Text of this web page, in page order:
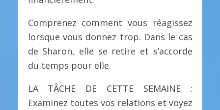
Comprenez comment vous réagissez
lorsque vous donnez trop. Dans le cas
de Sharon, elle se retire et s’accorde
du temps pour elle.
LA TÂCHE DE CETTE SEMAINE :
Examinez toutes vos relations et voyez